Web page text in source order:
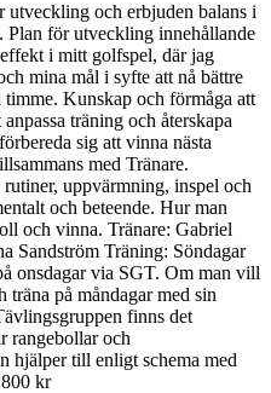
utveckling och erbjuden balans i
Plan för utveckling innehållande
i mitt golfspel, där jag
mina mål i syfte att nå bättre
Kunskap och förmåga att
träning och återskapa
sig att vinna nästa
med Tränare.
uppvärmning, inspel och
och beteende. Hur man
och vinna. Tränare: Gabriel
Sandström Träning: Söndagar
onsdagar via SGT. Om man vill
träna på måndagar med sin
finns det
rangebollar och
hjälper till enligt schema med
kr